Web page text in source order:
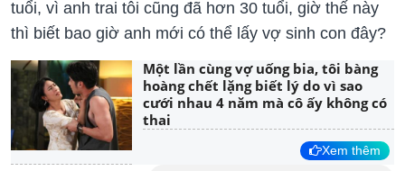
tuổi, vì anh trai tôi cũng đã hơn 30 tuổi, giờ thế này
thì biết bao giờ anh mới có thể lấy vợ sinh con đây?
Một lần cùng vợ uống bia, tôi bàng
hoàng chết lặng biết lý do vì sao
cưới nhau 4 năm mà cô ấy không có
thai
Xem thêm